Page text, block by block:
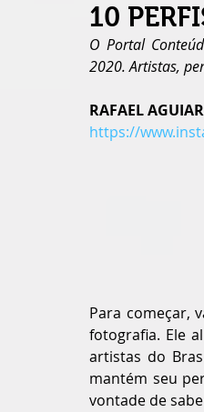
10
O Portal
2020. Artistas,
RAFAEL AGUIAR
https://
Para começar,
fotografia. Ele
artistas do
mantém seu
vontade de